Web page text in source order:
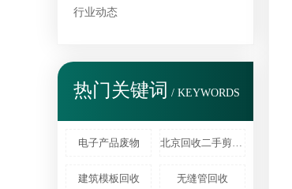
行业动态
热门关键词 / KEYWORDS
电子产品废物 北京回收二手剪板机
建筑模板回收 无缝管回收